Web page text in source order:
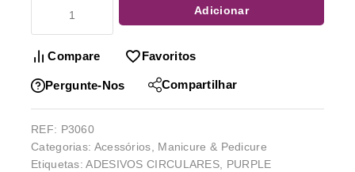
Adicionar
Compare Favoritos
Pergunte-Nos Compartilhar
REF: P3060
Categorias: Acessórios
Manicure & Pedicure
Etiquetas:ADESIVOS CIRCULARES
PURPLE